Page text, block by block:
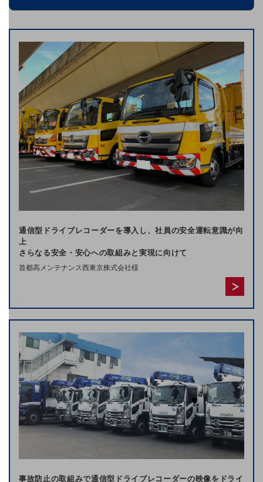
一次産業
観光
教育
モビリティ
製造・建設業
キーワードで探す
モバイルTOP
法人向けスマホ・携帯に関する、
おすすめの機種、料金やサービスをご紹介
製品
製品TOP
ビジネス向けスマートフォン
ドコモケータイ
5G対応ホームルーター
通信モジュール製品
衛星携帯電話
料金TOP
通信型ドライブレコーダーを導入し、社員の安全運転意識が向
上
さらなる安全・安心への取組みと実現に向けて
首都高メンテナンス西東京株式会社様
事故防止の取組みで通信型ドライブレコーダーの映像をドライ